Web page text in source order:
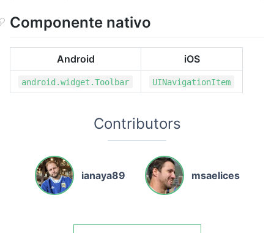
Componente nativo
Android iOS
android.widget.Toolbar UINavigationItem
Contributors
ianaya89 msaelices